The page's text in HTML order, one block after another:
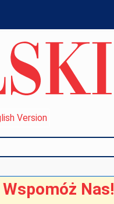
Version
Wspomóż Nas!